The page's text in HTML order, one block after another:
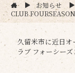
お知らせ
CLUB
久留米市に近日オ
ラブ フォーシー